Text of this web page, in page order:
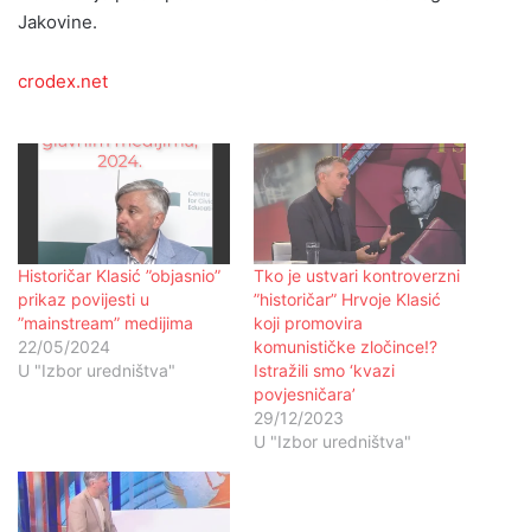
Jakovine.
crodex.net
Historičar Klasić ”objasnio”
prikaz povijesti u
”mainstream” medijima
22/05/2024
U "Izbor uredništva"
Tko je ustvari kontroverzni
”historičar” Hrvoje Klasić
koji promovira
komunističke zločince!?
Istražili smo ‘kvazi
povjesničara’
29/12/2023
U "Izbor uredništva"